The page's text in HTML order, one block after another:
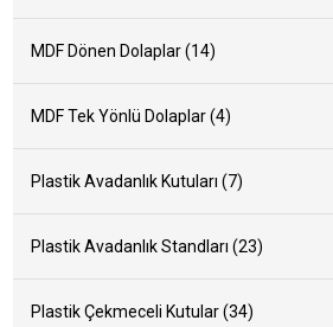
MDF Dönen Dolaplar (14)
MDF Tek Yönlü Dolaplar (4)
Plastik Avadanlık Kutuları (7)
Plastik Avadanlık Standları (23)
Plastik Çekmeceli Kutular (34)